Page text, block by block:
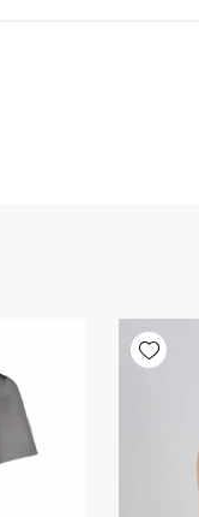
Add wishlist